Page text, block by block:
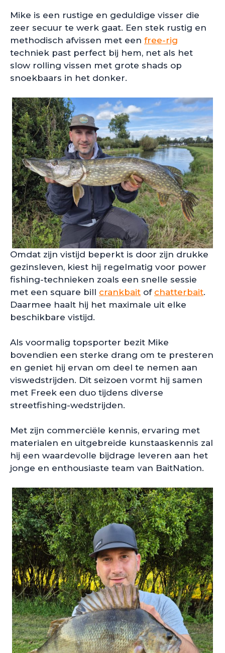
Mike is een rustige en geduldige visser die
zeer secuur te werk gaat. Een stek rustig en
methodisch afvissen met een free-rig
techniek past perfect bij hem, net als het
slow rolling vissen met grote shads op
snoekbaars in het donker.
Omdat zijn vistijd beperkt is door zijn drukke
gezinsleven, kiest hij regelmatig voor power
fishing-technieken zoals een snelle sessie
met een square bill crankbait of chatterbait.
Daarmee haalt hij het maximale uit elke
beschikbare vistijd.
Als voormalig topsporter bezit Mike
bovendien een sterke drang om te presteren
en geniet hij ervan om deel te nemen aan
viswedstrijden. Dit seizoen vormt hij samen
met Freek een duo tijdens diverse
streetfishing-wedstrijden.
Met zijn commerciële kennis, ervaring met
materialen en uitgebreide kunstaaskennis zal
hij een waardevolle bijdrage leveren aan het
jonge en enthousiaste team van BaitNation.